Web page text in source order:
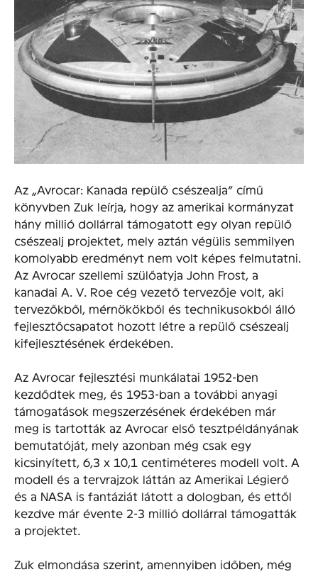
Az „Avrocar: Kanada repülő csészealja” című
könyvben Zuk leírja, hogy az amerikai kormányzat
hány millió dollárral támogatott egy olyan repülő
csészealj projektet, mely aztán végülis semmilyen
komolyabb eredményt nem volt képes felmutatni.
Az Avrocar szellemi szülőatyja John Frost, a
kanadai A. V. Roe cég vezető tervezője volt, aki
tervezőkből, mérnökökből és technikusokból álló
fejlesztőcsapatot hozott létre a repülő csészealj
kifejlesztésének érdekében.
Az Avrocar fejlesztési munkálatai 1952-ben
kezdődtek meg, és 1953-ban a további anyagi
támogatások megszerzésének érdekében már
meg is tartották az Avrocar első tesztpéldányának
bemutatóját, mely azonban még csak egy
kicsinyített, 6,3 x 10,1 centiméteres modell volt. A
modell és a tervrajzok láttán az Amerikai Légierő
és a NASA is fantáziát látott a dologban, és ettől
kezdve már évente 2-3 millió dollárral támogatták
a projektet.
Zuk elmondása szerint, amennyiben időben, még